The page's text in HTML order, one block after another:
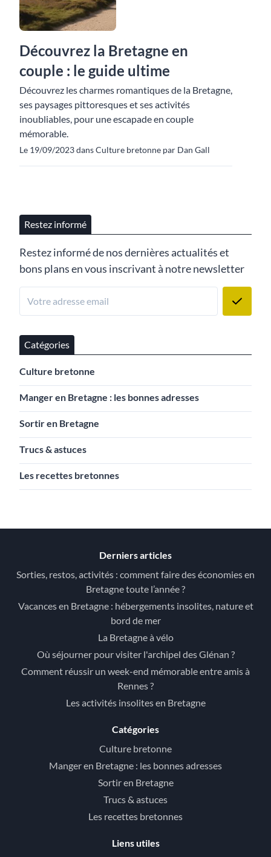
Découvrez la Bretagne en
couple : le guide ultime
Découvrez les charmes romantiques de la Bretagne,
ses paysages pittoresques et ses activités
inoubliables, pour une escapade en couple
mémorable.
Le 19/09/2023 dans Culture bretonne par Dan Gall
Restez informé
Restez informé de nos dernières actualités et
bons plans en vous inscrivant à notre newsletter
Catégories
Culture bretonne
Manger en Bretagne : les bonnes adresses
Sortir en Bretagne
Trucs & astuces
Les recettes bretonnes
Derniers articles
Sorties, restos, activités : comment faire des économies en
Bretagne toute l’année ?
Vacances en Bretagne : hébergements insolites, nature et
bord de mer
La Bretagne à vélo
Où séjourner pour visiter l'archipel des Glénan ?
Comment réussir un week-end mémorable entre amis à
Rennes ?
Les activités insolites en Bretagne
Catégories
Culture bretonne
Manger en Bretagne : les bonnes adresses
Sortir en Bretagne
Trucs & astuces
Les recettes bretonnes
Liens utiles